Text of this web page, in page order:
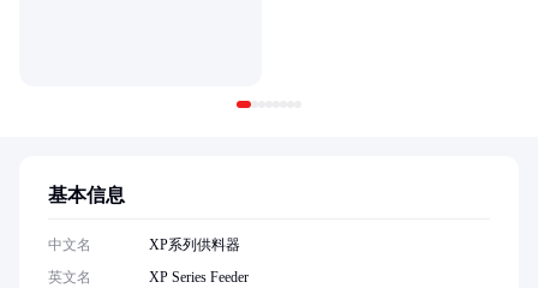
基本信息
中文名
XP系列供料器
英文名
XP Series Feeder